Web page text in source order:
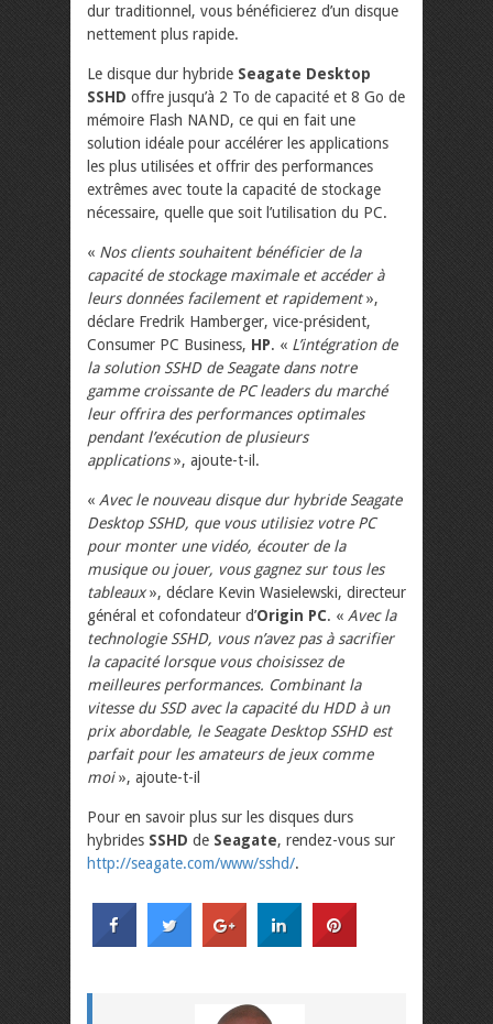
dur traditionnel, vous bénéficierez d’un disque
nettement plus rapide.
Le disque dur hybride Seagate Desktop
SSHD offre jusqu’à 2 To de capacité et 8 Go de
mémoire Flash NAND, ce qui en fait une
solution idéale pour accélérer les applications
les plus utilisées et offrir des performances
extrêmes avec toute la capacité de stockage
nécessaire, quelle que soit l’utilisation du PC.
« Nos clients souhaitent bénéficier de la
capacité de stockage maximale et accéder à
leurs données facilement et rapidement»,
déclare Fredrik Hamberger, vice-président,
Consumer PC Business, HP. « L’intégration de
la solution SSHD de Seagate dans notre
gamme croissante de PC leaders du marché
leur offrira des performances optimales
pendant l’exécution de plusieurs
applications», ajoute-t-il.
« Avec le nouveau disque dur hybride Seagate
Desktop SSHD, que vous utilisiez votre PC
pour monter une vidéo, écouter de la
musique ou jouer, vous gagnez sur tous les
tableaux», déclare Kevin Wasielewski, directeur
général et cofondateur d’Origin PC. « Avec la
technologie SSHD, vous n’avez pas à sacrifier
la capacité lorsque vous choisissez de
meilleures performances. Combinant la
vitesse du SSD avec la capacité du HDD à un
prix abordable, le Seagate Desktop SSHD est
parfait pour les amateurs de jeux comme
moi», ajoute-t-il
Pour en savoir plus sur les disques durs
hybrides SSHD de Seagate, rendez-vous sur
http://seagate.com/www/sshd/.